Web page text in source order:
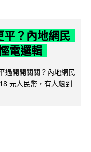
平？內地網民
電邏輯
過開開關關？內地網民
元人民幣，有人飆到